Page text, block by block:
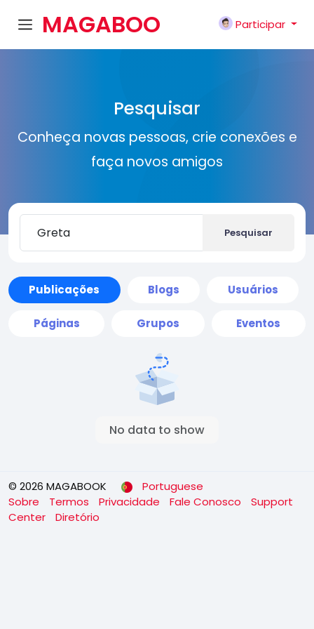
MAGABOO
Participar
Pesquisar
Conheça novas pessoas, crie conexões e
faça novos amigos
Pesquisar
Publicações Blogs Usuários
Páginas Grupos Eventos
No data to show
© 2026 MAGABOOK
Portuguese
Sobre
Termos Privacidade Fale Conosco
Support
Center
Diretório